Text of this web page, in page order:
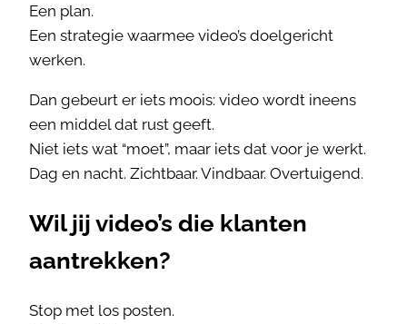
Een plan.
Een strategie waarmee video’s doelgericht
werken.
Dan gebeurt er iets moois: video wordt ineens
een middel dat rust geeft.
Niet iets wat “moet”, maar iets dat voor je werkt.
Dag en nacht. Zichtbaar. Vindbaar. Overtuigend.
Wil jij video’s die klanten
aantrekken?
Stop met los posten.